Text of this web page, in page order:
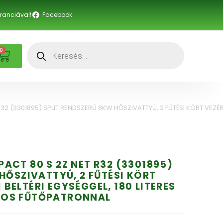
Facebook
0
(3301895) SPLIT RENDSZERŰ 8KW HŐSZIVATTYÚ, 2 FŰTÉSI KÖRT
80 S 2Z NET R32 (3301895)
2 FŰTÉSI KÖRT
EGYSÉGGEL, 180 LITERES
FŰTŐPATRONNAL